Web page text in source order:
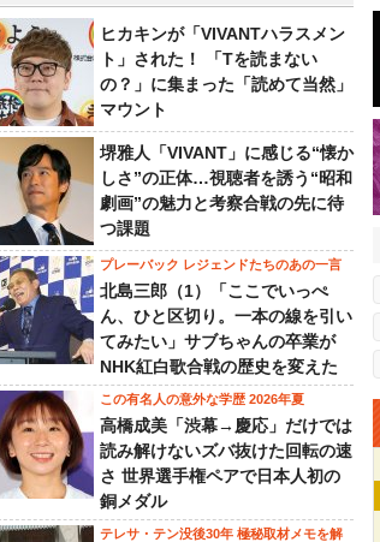
ヒカキンが「VIVANTハラスメン
ト」された！ 「Tを読まない
の？」に集まった「読めて当然」
マウント
堺雅人「VIVANT」に感じる“懐か
しさ”の正体…視聴者を誘う“昭和
劇画”の魅力と考察合戦の先に待
つ課題
プレーバック レジェンドたちのあの一言
北島三郎（1）「ここでいっぺ
ん、ひと区切り。一本の線を引い
てみたい」サブちゃんの卒業が
NHK紅白歌合戦の歴史を変えた
この有名人の意外な学歴 2026年夏
高橋成美「渋幕→慶応」だけでは
読み解けないズバ抜けた回転の速
さ 世界選手権ペアで日本人初の
銅メダル
テレサ・テン没後30年 極秘取材メモを解